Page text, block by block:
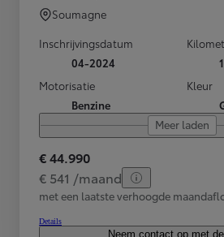
Soumagne
Inschrijvingsdatum
04-2024
Motorisatie
Benzine
Kleur
Meer laden
€ 44.990
€ 541 /maand
met een laatste verhoogde
Details
Neem contact op met